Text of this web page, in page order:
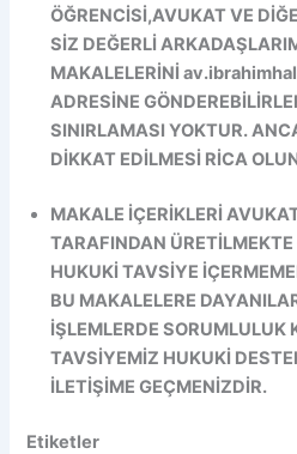
ÖĞRENCİSİ,AVUKAT VE
SİZ DEĞERLİ
MAKALELERİNİ
ADRESİNE
SINIRLAMASI YOKTUR.
DİKKAT EDİLMESİ RİCA
MAKALE İÇERİKLERİ
TARAFINDAN ÜRETİLMEKTE
HUKUKİ TAVSİYE
BU MAKALELERE
İŞLEMLERDE SORUMLULUK
TAVSİYEMİZ HUKUKİ
İLETİŞİME GEÇMENİZDİR.
Etiketler